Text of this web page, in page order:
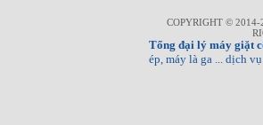
COPYRIGHT ©
Tổng đại lý máy giặt
ép, máy là ga ... dịch